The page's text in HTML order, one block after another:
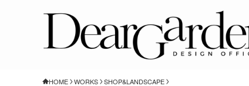
HOME WORKS SHOP&LANDSCAPE